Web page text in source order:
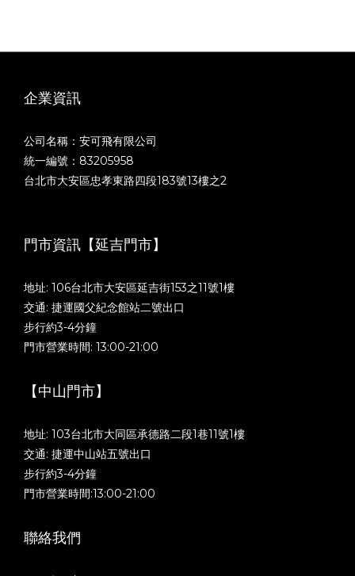
企業資訊
公司名稱：安可飛有限公司
統一編號：83205958
台北市大安區忠孝東路四段183號13樓之2
門市資訊【延吉門市】
地址: 106台北市大安區延吉街153之11號1樓
交通: 捷運國父紀念館站二號出口
步行約3-4分鐘
門市營業時間: 13:00-21:00
【中山門市】
地址: 103台北市大同區承德路二段1巷11號1樓
交通: 捷運中山站五號出口
步行約3-4分鐘
門市營業時間:13:00-21:00
聯絡我們